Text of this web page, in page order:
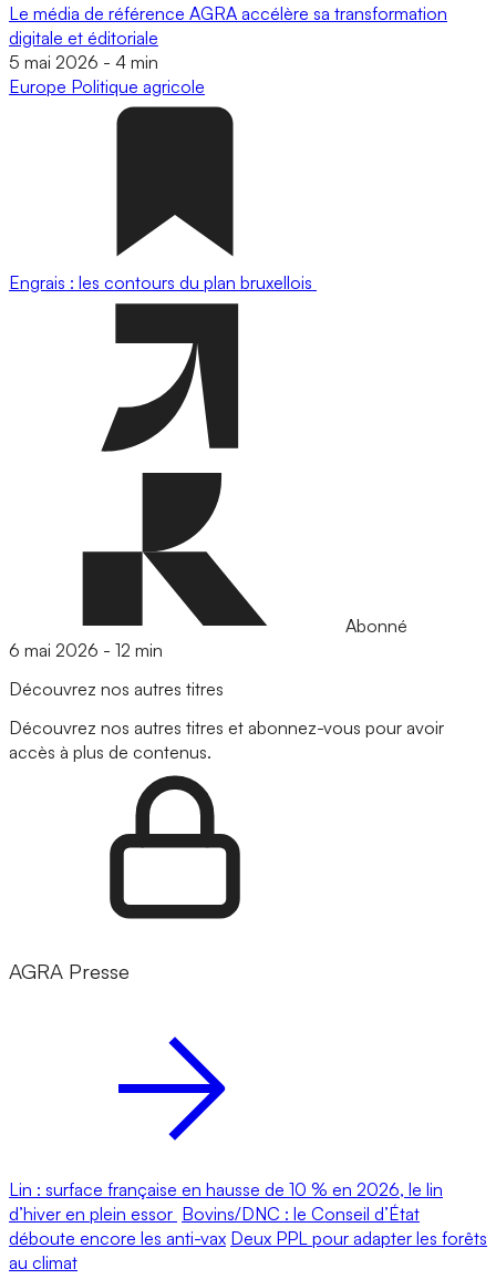
Le média de référence AGRA accélère sa transformation
digitale et éditoriale
5 mai 2026 - 4 min
Europe Politique agricole
Engrais : les contours du plan bruxellois
Abonné
6 mai 2026 - 12 min
Découvrez nos autres titres
Découvrez nos autres titres et abonnez-vous pour avoir
accès à plus de contenus.
AGRA Presse
Lin : surface française en hausse de 10 % en 2026, le lin
d’hiver en plein essor Bovins/DNC : le Conseil d’État
déboute encore les anti-vax Deux PPL pour adapter les forêts
au climat